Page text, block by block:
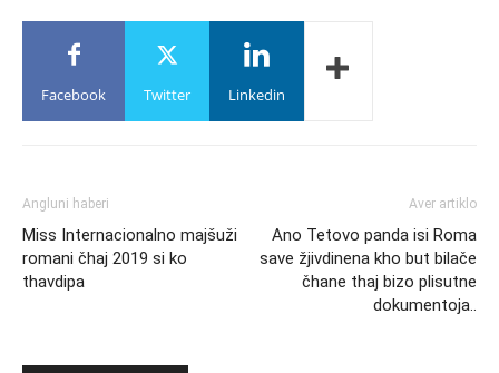
Facebook Twitter Linkedin
Angluni haberi
Miss Internacionalno majšuži
romani čhaj 2019 si ko
thavdipa
Aver artiklo
Ano Tetovo panda isi Roma
save žjivdinena kho but bilače
čhane thaj bizo plisutne
dokumentoja..